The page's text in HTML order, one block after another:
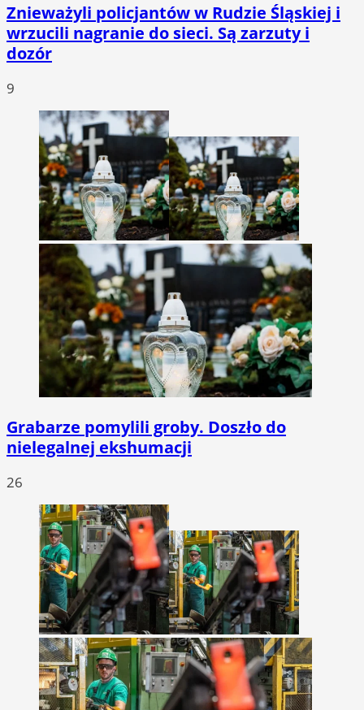
Znieważyli policjantów w Rudzie Śląskiej i
wrzucili nagranie do sieci. Są zarzuty i
dozór
9
Grabarze pomylili groby. Doszło do
nielegalnej ekshumacji
26